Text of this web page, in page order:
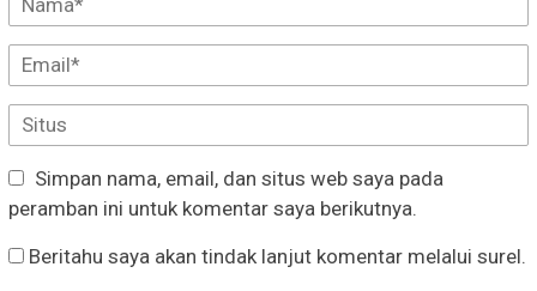
Simpan nama, email, dan situs web saya pada
peramban ini untuk komentar saya berikutnya.
Beritahu saya akan tindak lanjut komentar melalui surel.